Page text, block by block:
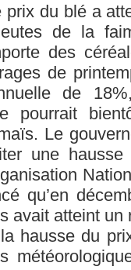
prix du blé a
de la
des
de
de
pourrait
Le
une
qu’en
avait atteint un
hausse du